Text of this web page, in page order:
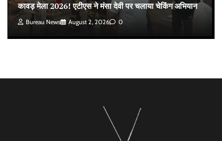
कावड़ मेला 2026! एटीएस ने मंसा देवी पर चलाया चेकिंग अभियान
Bureau News August 2, 2026 0